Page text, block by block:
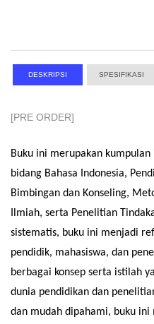
DESKRIPSI SPESIFIKASI
[PRE ORDER]
Buku ini merupakan
bidang Bahasa Indonesia,
Bimbingan dan Konseling,
Ilmiah, serta Penelitian
sistematis, buku ini menjadi
pendidik, mahasiswa, dan
berbagai konsep serta istilah
dunia pendidikan dan
dan mudah dipahami, buku